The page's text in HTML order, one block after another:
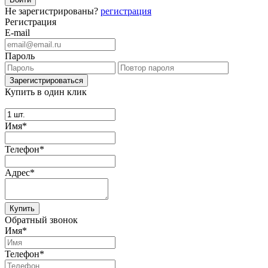
Не зарегистрированы? регистрация
Регистрация
E-mail
Пароль
Купить в один клик
Имя*
Телефон*
Адрес*
Купить
Обратный звонок
Имя*
Телефон*